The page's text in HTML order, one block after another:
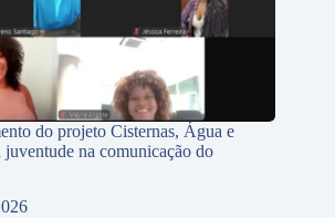
do projeto Cisternas, Água e
juventude na comunicação do